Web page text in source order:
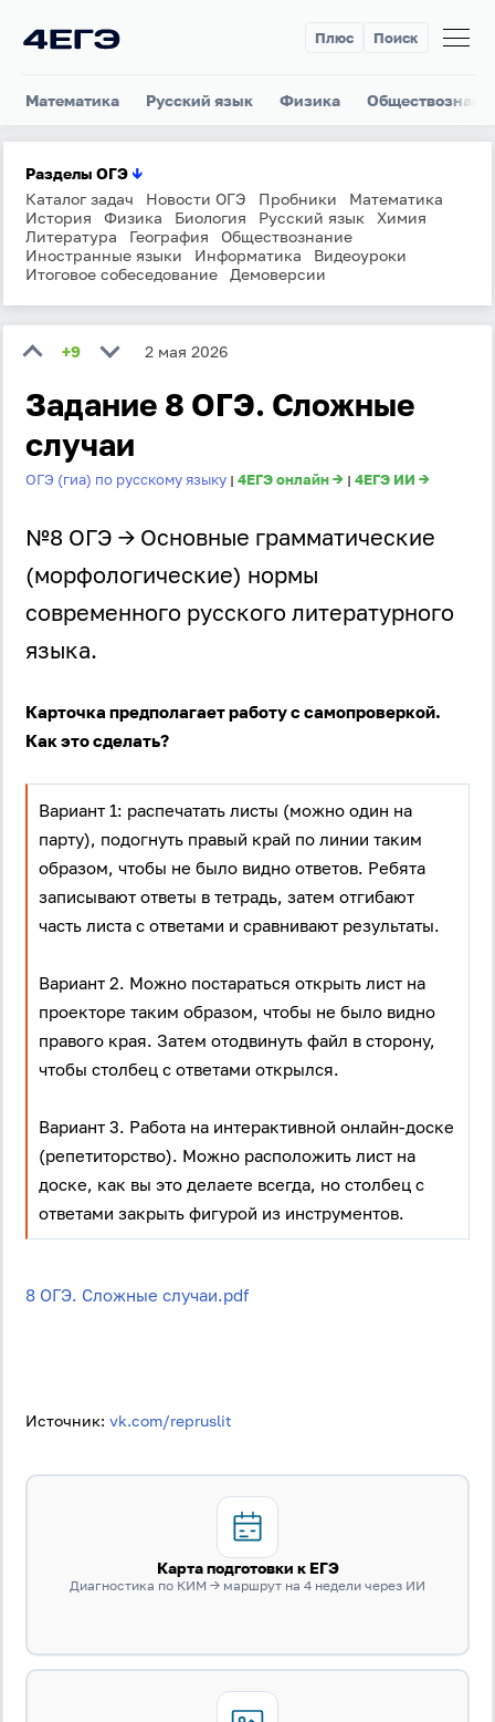
Плюс Поиск
Математика Русский язык Физика
Разделы ОГЭ ↓
Каталог задач
Новости ОГЭ Пробники
Математика
История
Физика Биология Русский язык
Химия
Литература
География
Обществознание
Иностранные языки
Информатика
Видеоуроки
Итоговое собеседование
Демоверсии
+9 2 мая 2026
Задание 8 ОГЭ. Сложные
случаи
ОГЭ (гиа) по русскому языку | 4ЕГЭ онлайн → | 4ЕГЭ ИИ →
№8 ОГЭ → Основные грамматические
(морфологические) нормы
современного русского литературного
языка.
Карточка предполагает работу с самопроверкой.
Как это сделать?
Вариант 1: распечатать листы (можно один на
парту), подогнуть правый край по линии таким
образом, чтобы не было видно ответов. Ребята
записывают ответы в тетрадь, затем отгибают
часть листа с ответами и сравнивают результаты.
Вариант 2. Можно постараться открыть лист на
проекторе таким образом, чтобы не было видно
правого края. Затем отодвинуть файл в сторону,
чтобы столбец с ответами открылся.
Вариант 3. Работа на интерактивной онлайн-доске
(репетиторство). Можно расположить лист на
доске, как вы это делаете всегда, но столбец с
ответами закрыть фигурой из инструментов.
8 ОГЭ. Сложные случаи.pdf
Источник: vk.com/repruslit
Карта подготовки к ЕГЭ
Диагностика по КИМ → маршрут на 4 недели через ИИ